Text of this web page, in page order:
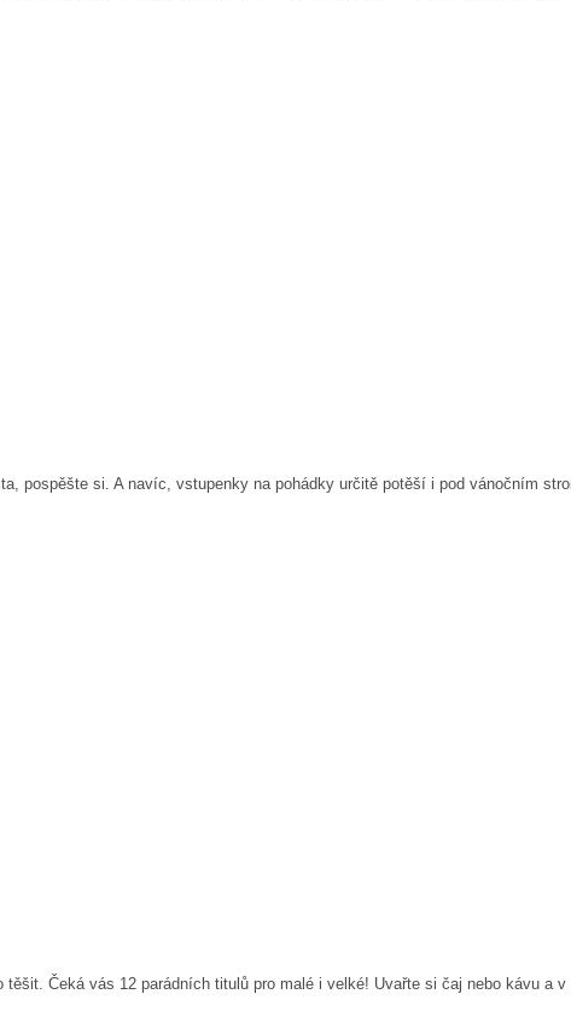
pospěšte si. A navíc, vstupenky na pohádky určitě potěší i pod vánočním
Čeká vás 12 parádních titulů pro malé i velké! Uvařte si čaj nebo kávu a